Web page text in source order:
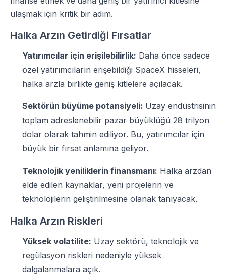
ulaşmak için kritik bir adım.
Halka Arzın Getirdiği Fırsatlar
Yatırımcılar için erişilebilirlik: Daha önce sadece
özel yatırımcıların erişebildiği SpaceX hisseleri,
halka arzla birlikte geniş kitlelere açılacak.
Sektörün büyüme potansiyeli: Uzay endüstrisinin
toplam adreslenebilir pazar büyüklüğü 28 trilyon
dolar olarak tahmin ediliyor. Bu, yatırımcılar için
büyük bir fırsat anlamına geliyor.
Teknolojik yeniliklerin finansmanı: Halka arzdan
elde edilen kaynaklar, yeni projelerin ve
teknolojilerin geliştirilmesine olanak tanıyacak.
Halka Arzın Riskleri
Yüksek volatilite: Uzay sektörü, teknolojik ve
regülasyon riskleri nedeniyle yüksek
dalgalanmalara açık.